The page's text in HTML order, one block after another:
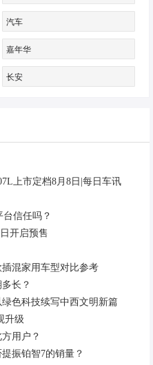
汽车
嘉年华
长安
上市定档8月8日|每日车讯
信任吗？
开启预售
混家用车型对比参考
长？
色科技续写中西文明新篇
升级
用户？
振铂智7的销量？